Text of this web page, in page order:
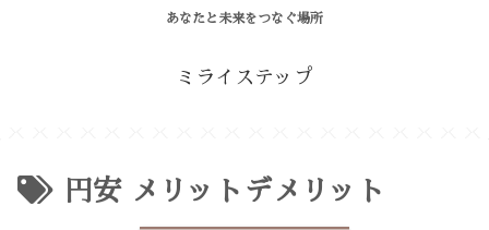
あなたと未来をつなぐ場所
ミライステップ
円安 メリットデメリット